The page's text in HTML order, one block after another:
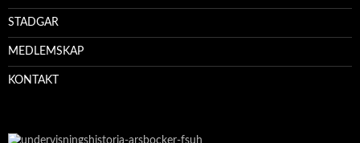
STADGAR
MEDLEMSKAP
KONTAKT